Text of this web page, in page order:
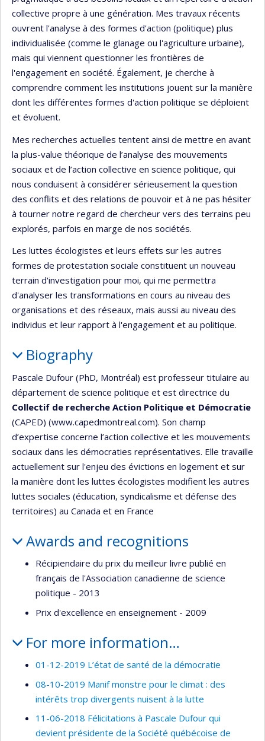
collective propre à une génération. Mes travaux récents
ouvrent l'analyse à des formes d'action (politique) plus
individualisée (comme le glanage ou l'agriculture urbaine),
mais qui viennent questionner les frontières de
l'engagement en société. Également, je cherche à
comprendre comment les institutions jouent sur la manière
dont les différentes formes d'action politique se déploient
et évoluent.
Mes recherches actuelles tentent ainsi de mettre en avant
la plus-value théorique de l’analyse des mouvements
sociaux et de l’action collective en science politique, qui
nous conduisent à considérer sérieusement la question
des conflits et des relations de pouvoir et à ne pas hésiter
à tourner notre regard de chercheur vers des terrains peu
explorés, parfois en marge de nos sociétés.
Les luttes écologistes et leurs effets sur les autres
formes de protestation sociale constituent un nouveau
terrain d'investigation pour moi, qui me permettra
d'analyser les transformations en cours au niveau des
organisations et des réseaux, mais aussi au niveau des
individus et leur rapport à l'engagement et au politique.
Biography
Pascale Dufour (PhD, Montréal) est professeur titulaire au
département de science politique et est directrice du
Collectif de recherche Action Politique et Démocratie
(CAPED) (www.capedmontreal.com). Son champ
d’expertise concerne l’action collective et les mouvements
sociaux dans les démocraties représentatives. Elle travaille
actuellement sur l'enjeu des évictions en logement et sur
la manière dont les luttes écologistes modifient les autres
luttes sociales (éducation, syndicalisme et défense des
territoires) au Canada et en France
Awards and recognitions
Récipiendaire du prix du meilleur livre publié en
français de l'Association canadienne de science
politique - 2013
Prix d'excellence en enseignement - 2009
For more information…
01-12-2019 L’état de santé de la démocratie
08-10-2019 Manif monstre pour le climat : des
intérêts trop divergents nuisent à la lutte
11-06-2018 Félicitations à Pascale Dufour qui
devient présidente de la Société québécoise de